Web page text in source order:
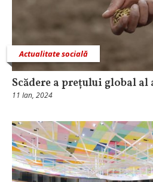
Actualitate socială
Scădere a prețului global
11 Ian, 2024